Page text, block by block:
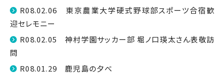
R08.02.06 東京農業大学硬式野球部スポーツ合宿歓
迎セレモニー
R08.02.05 神村学園サッカー部 堀ノ口瑛太さん表敬訪
問
R08.01.29 鹿児島の夕べ